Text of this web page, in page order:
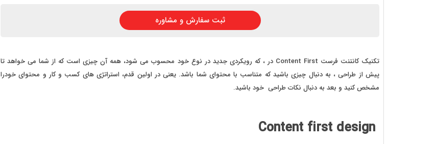
خرید سایت همایش
ثبت سفارش و مشاوره
تکنیک کانتنت فرست Content First در ، که رویکردی جدید در نوع خود محسوب می شود، همه آن چیزی است که از شما می خواهد تا
پیش از طراحی ، به دنبال چیزی باشید که متناسب با محتوای شما باشد. یعنی در اولین قدم، استراتژی های کسب و کار و محتوای خودرا
مشخص کنید و بعد به دنبال نکات طراحی خود باشید.
Content first design